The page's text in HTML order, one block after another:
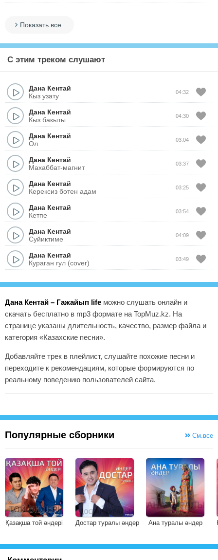
Показать все
С этим треком слушают
Дана Кентай
Кыз узату
04:32
Дана Кентай
Кыз бакыты
04:30
Дана Кентай
Ол
03:04
Дана Кентай
Махаббат-магнит
03:37
Дана Кентай
Керексиз ботен адам
03:25
Дана Кентай
Кетпе
03:54
Дана Кентай
Суйиктиме
04:09
Дана Кентай
Кураган гул (cover)
03:49
Дана Кентай – Гажайып life можно слушать онлайн и
скачать бесплатно в mp3 формате на TopMuz.kz. На
странице указаны длительность, качество, размер файла и
категория «Казахские песни».
Добавляйте трек в плейлист, слушайте похожие песни и
переходите к рекомендациям, которые формируются по
реальному поведению пользователей сайта.
Популярные сборники См.все
Қазақша той әндері Достар туралы әндер Ана туралы әндер